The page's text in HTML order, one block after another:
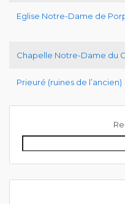
Eglise Notre-Dame de
Chapelle Notre-Dame du
Prieuré (ruines de l’ancien)